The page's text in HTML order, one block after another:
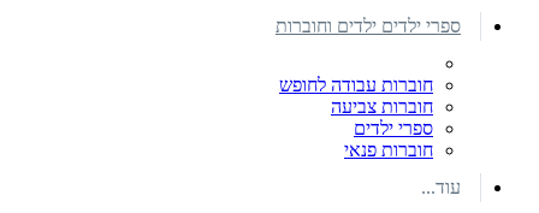
ספרי ילדים ילדים וחוברות
חוברות עבודה לחופש
חוברות צביעה
ספרי ילדים
חוברות פנאי
עוד...